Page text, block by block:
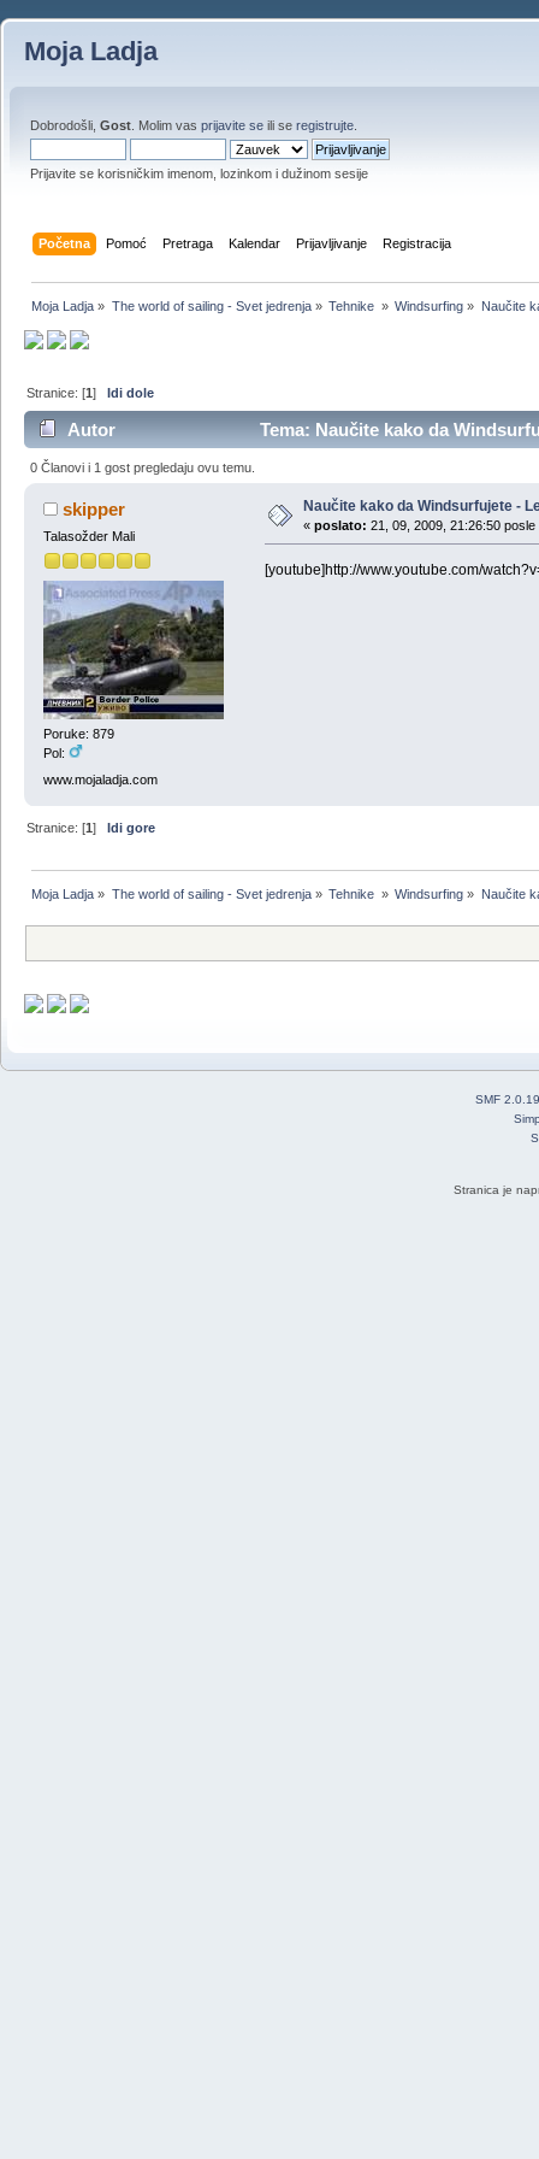
Moja Ladja
Dobrodošli, Gost . Molim vas prijavite se ili se registrujte
Prijavite se korisničkim imenom, lozinkom i dužinom sesije
Početna Pomoć Pretraga Kalendar Prijavljivanje Registracija
Moja Ladja » The world of sailing - Svet jedrenja» Tehnike » Windsurfing » Naučite
Stranice: [1]Idi dole
Autor Tema: Naučite kako da
0 Članovi i 1 gost pregledaju ovu temu.
skipper
Talasožder Mali
Poruke: 879
Pol:
www.mojaladja.com
Naučite kako da Windsurfujete -
« poslato: 21, 09, 2009, 21:26:50 posle
[youtube]http://www.youtube.com/
Stranice: [1]Idi gore
Moja Ladja » The world of sailing - Svet jedrenja» Tehnike » Windsurfing » Naučite
SMF 2.0.19
Stranica je